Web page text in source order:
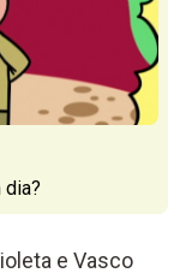
e Vasco